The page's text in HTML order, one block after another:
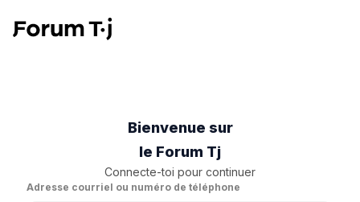
Bienvenue sur
le Forum Tj
Connecte-toi pour continuer
Adresse courriel ou numéro de téléphone